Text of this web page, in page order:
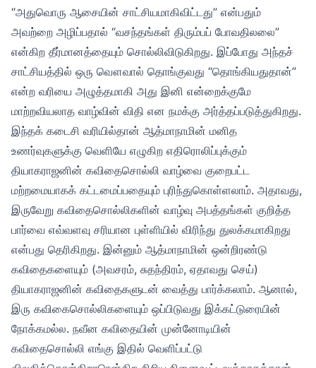
“அதுவொரு ஆசையின் சாட்சியமாகிவிட்டது” என்பதும்
அவற்றை அழிப்பதால் “வசந்தங்கள் திரும்பப் போவதிலலை”
என்கிற தீர்மானத்தையும் சொல்லிவிடுகிறது. இப்போது அந்தச்
சாட்சியத்தில் ஒரு வௌவால் தொங்குவது “தொங்கியதுதான்”
என்ற வரியை அழுத்தமாகி அது இனி என்றைக்குமே
மாற்றவியலாத வாழ்வின் விதி என நமக்கு அர்த்தப்படுத்துகிறது.
இந்தக் கடைசி வரியில்தான் ஆத்மாநாமின் மனித
உணர்வுகளுக்கு வெளியே எழுகிற எதிரொலிப்புக்கும்
தியாகராஜனின் கவிதைசொல்லி வாழ்வை குறைபட்ட
மற்றமையாகக் கட்டமைப்பதையும் புரிந்துகொள்ளலாம். அதாவது,
இருவேறு கவிதைசொல்லிகளின் வாழ்வு அபத்தங்கள் குறித்த
பார்வை எவ்வளவு சரியான புள்ளியில் விரிந்து துலக்கமாகிறது
என்பது தெரிகிறது. இன்னும் ஆத்மாநாமின் ஒன்றிரண்டு
கவிதைகளையும் (அவசரம், சுதந்திரம், ஏதாவது செய்)
தியாகராஜனின் கவிதைகளுடன் வைத்து பார்க்கலாம். ஆனால்,
இரு கவிகைசொல்லிகளையும் ஒப்பிடுவது இக்கட்டுரையின்
நோக்கமல்ல. நவீன கவிதையின் முன்னோடியின்
கவிதைசொல்லி எங்கு இதில் வெளிப்பட்டு